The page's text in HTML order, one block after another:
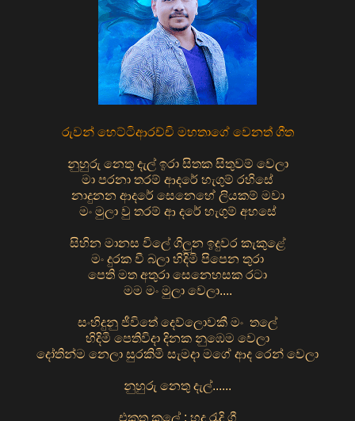
රුවන් හෙට්ටිආරච්චි මහතාගේ වෙනත් ගීත
නුහුරු නෙතු දැල් ඉරා සිතක සිතුවම් වෙලා
මා පරනා තරම් ආදරේ හැගුම් රහිසේ
නාදුනන ආදරේ සෙනෙහේ ලියකම් මවා
මං මුලා වු තරම් ආ දරේ හැගුම් අහසේ
සිහින මානස විලේ ගිලුන ඉදුවර කැකුළේ
මං දුරක වී බලා හිදිමි පිපෙන තුරා
පෙති මත අතුරා සෙනෙහසක රටා
මම මං මුලා වෙලා....
සංහිදුනු ජීවිතේ දෙව්ලොවකී මං තලේ
හිදිමි පෙතිවිදා දිනක නුඹෙම වෙලා
දෝතින්ම නෙලා සුරකිමි සැමදා මගේ ආද රෙන් වෙලා
නුහුරු නෙතු දැල්......
එකතු කලේ : හද රැදි ගී